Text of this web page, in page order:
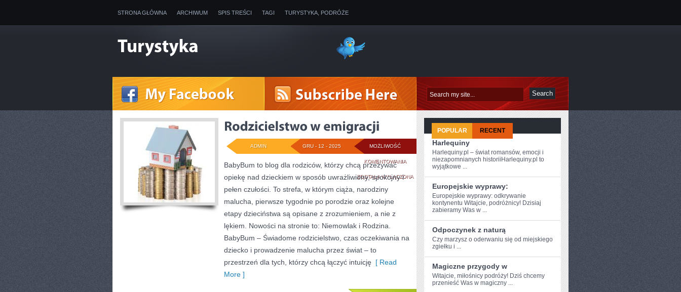
STRONA GŁÓWNA ARCHIWUM SPIS TREŚCI TAGI TURYSTYKA, PODRÓŻE
MOŻLIWOŚĆ
KOMENTOWANIARODZICIELSTWO
W
EMIGRACJI
ZOSTAŁA WYŁĄCZONA
GRU - 12 - 2025
ADMIN
BabyBum to blog dla rodziców, którzy chcą przeżywać
opiekę nad dzieckiem w sposób uwrażliwiony, spokojny i
pełen czułości. To strefa, w którym ciąża, narodziny
malucha, pierwsze tygodnie po porodzie oraz kolejne
etapy dzieciństwa są opisane z zrozumieniem, a nie z
lękiem. Nowości na stronie to: Niemowlak i Rodzina.
BabyBum – Świadome rodzicielstwo, czas oczekiwania na
dziecko i prowadzenie malucha przez świat – to
przestrzeń dla tych, którzy chcą łączyć intuicję [ Read
More ]
POPULAR RECENT
Harlequiny
Harlequiny.pl – świat romansów, emocji i
niezapomnianych historiiHarlequiny.pl to
wyjątkowe ...
Europejskie wyprawy:
Europejskie wyprawy: ⁣odkrywanie
kontynentu Witajcie, podróżnicy! Dzisiaj
zabieramy Was w ...
Odpoczynek z naturą
Czy marzysz o oderwaniu ​się od miejskiego
zgiełku i ...
Magiczne przygody w
Witajcie, miłośnicy ​podróży! Dziś chcemy⁢
przenieść Was w magiczny ...